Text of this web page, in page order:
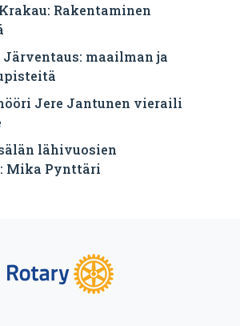
Rakentaminen
Järventaus: maailman ja
Jere Jantunen vieraili
lähivuosien
Mika Pynttäri